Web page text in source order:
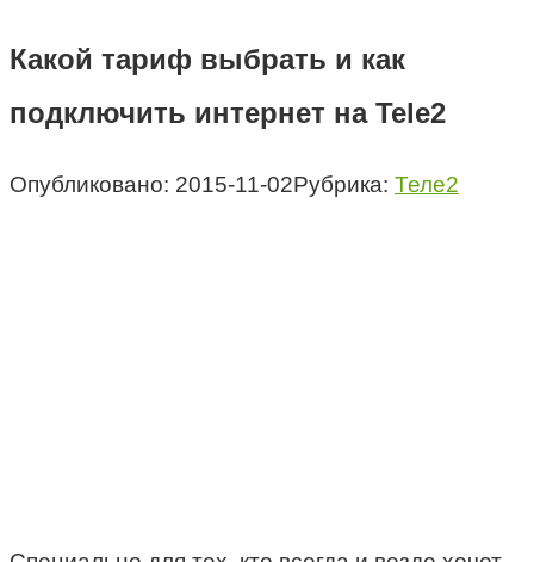
Какой тариф выбрать и как
подключить интернет на Tele2
Опубликовано: 2015-11-02Рубрика: Теле2